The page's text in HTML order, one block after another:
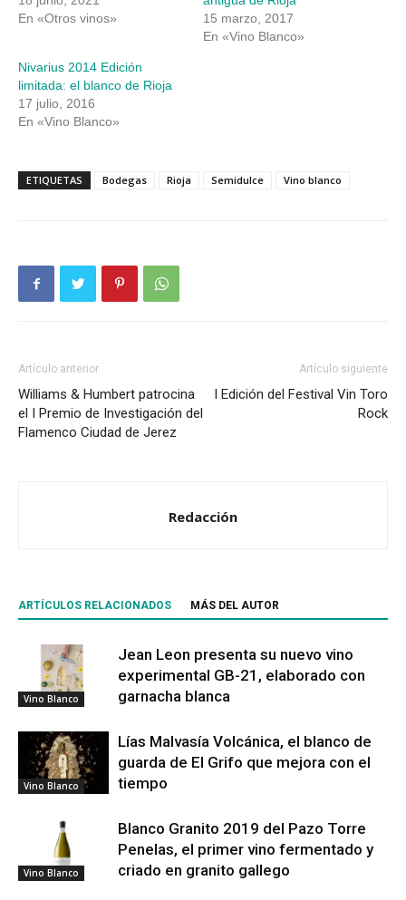
En «Otros vinos»
15 marzo, 2017
En «Vino Blanco»
Nivarius 2014 Edición
limitada: el blanco de Rioja
17 julio, 2016
En «Vino Blanco»
ETIQUETAS Bodegas Rioja Semidulce Vino blanco
Artículo anterior
Williams & Humbert patrocina
el I Premio de Investigación del
Flamenco Ciudad de Jerez
Artículo siguiente
I Edición del Festival Vin Toro
Rock
Redacción
ARTÍCULOS RELACIONADOS MÁS DEL AUTOR
Vino Blanco
Jean Leon presenta su nuevo vino
experimental GB-21, elaborado con
garnacha blanca
Vino Blanco
Lías Malvasía Volcánica, el blanco de
guarda de El Grifo que mejora con el
tiempo
Vino Blanco
Blanco Granito 2019 del Pazo Torre
Penelas, el primer vino fermentado y
criado en granito gallego